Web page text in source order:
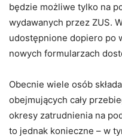
będzie możliwe tylko na
wydawanych przez ZUS.
udostępnione dopiero po
nowych formularzach
Obecnie wiele osób
obejmujących cały
okresy zatrudnienia na
to jednak konieczne – w